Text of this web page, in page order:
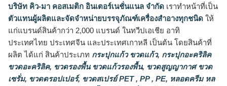
บริษัท คิว-มา คอสเมติก อินเตอร์เนชั่นแนล จำกัด เราทำหน้าที่เป็น
ตัวแทนผู้ผลิตและจัดจำหน่ายบรรจุภัณฑ์เครื่องสำอางทุกชนิด ให้
แก่แบรนด์สินค้ากว่า 2,000 แบรนด์ ในทวีปเอเชีย อาทิ
ประเทศไทย ประเทศจีน และประเทศเกาหลี เป็นต้น โดยสินค้าที่
ผลิต ได้แก่ สินค้าประเภท กระปุกแก้ว ขวดแก้ว, กระปุกอะคริลิค
ขวดอะคริลิค, ขวดรองพื้น ขวดแก้วรองพื้น, ขวดสูญญากาศ ขวด
เซรั่ม, ขวดดรอปเปอร์, ขวดสเปรย์ PET , PP , PE, หลอดครีม หล